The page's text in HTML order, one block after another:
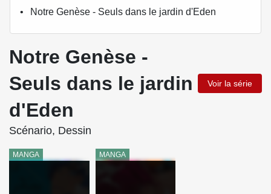
Notre Genèse - Seuls dans le jardin d'Eden
Notre Genèse -
Seuls dans le jardin
d'Eden
Voir la série
Scénario, Dessin
MANGA MANGA